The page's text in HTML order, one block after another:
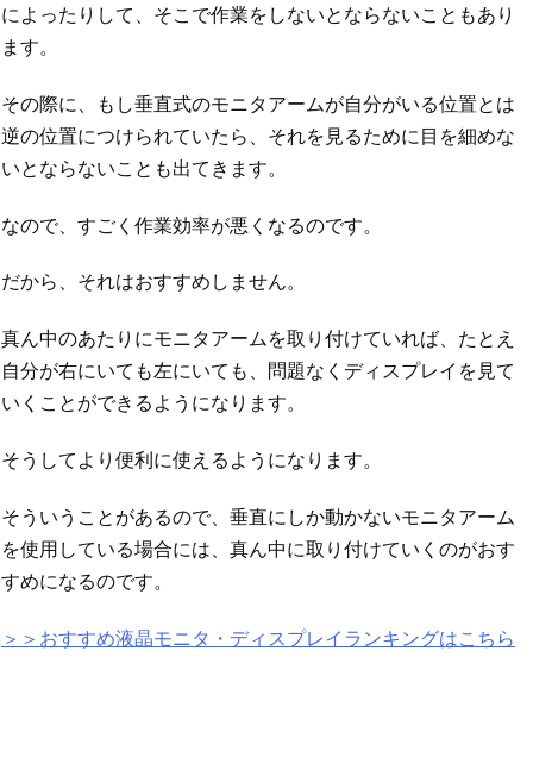
によったりして、そこで作業をしないとならないこともあり
ます。
その際に、もし垂直式のモニタアームが自分がいる位置とは
逆の位置につけられていたら、それを見るために目を細めな
いとならないことも出てきます。
なので、すごく作業効率が悪くなるのです。
だから、それはおすすめしません。
真ん中のあたりにモニタアームを取り付けていれば、たとえ
自分が右にいても左にいても、問題なくディスプレイを見て
いくことができるようになります。
そうしてより便利に使えるようになります。
そういうことがあるので、垂直にしか動かないモニタアーム
を使用している場合には、真ん中に取り付けていくのがおす
すめになるのです。
＞＞おすすめ液晶モニタ・ディスプレイランキングはこちら